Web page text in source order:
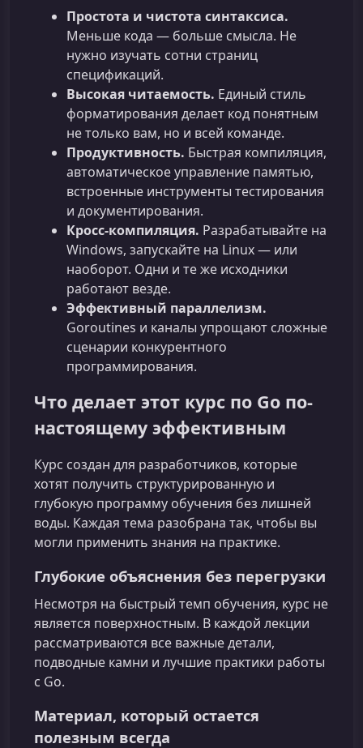
Простота и чистота синтаксиса.
Меньше кода — больше смысла. Не
нужно изучать сотни страниц
спецификаций.
Высокая читаемость. Единый стиль
форматирования делает код понятным
не только вам, но и всей команде.
Продуктивность. Быстрая компиляция,
автоматическое управление памятью,
встроенные инструменты тестирования
и документирования.
Кросс-компиляция. Разрабатывайте на
Windows, запускайте на Linux — или
наоборот. Одни и те же исходники
работают везде.
Эффективный параллелизм.
Goroutines и каналы упрощают сложные
сценарии конкурентного
программирования.
Что делает этот курс по Go по-
настоящему эффективным
Курс создан для разработчиков, которые
хотят получить структурированную и
глубокую программу обучения без лишней
воды. Каждая тема разобрана так, чтобы вы
могли применить знания на практике.
Глубокие объяснения без перегрузки
Несмотря на быстрый темп обучения, курс не
является поверхностным. В каждой лекции
рассматриваются все важные детали,
подводные камни и лучшие практики работы
с Go.
Материал, который остается
полезным всегда